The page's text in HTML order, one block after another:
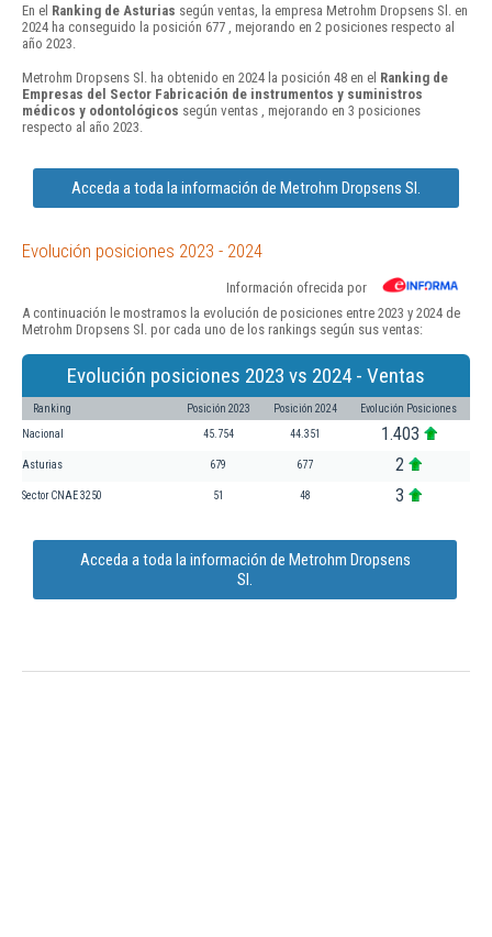
En el Ranking de Asturias según ventas, la empresa Metrohm Dropsens Sl. en
2024 ha conseguido la posición 677 , mejorando en 2 posiciones respecto al
año 2023.
Metrohm Dropsens Sl. ha obtenido en 2024 la posición 48 en el Ranking de
Empresas del Sector Fabricación de instrumentos y suministros
médicos y odontológicos según ventas , mejorando en 3 posiciones
respecto al año 2023.
Acceda a toda la información de Metrohm Dropsens Sl.
Evolución posiciones 2023 - 2024
Información ofrecida por
A continuación le mostramos la evolución de posiciones entre 2023 y 2024 de
Metrohm Dropsens Sl. por cada uno de los rankings según sus ventas:
Evolución posiciones 2023 vs 2024 - Ventas
Ranking Posición 2023 Posición 2024 Evolución Posiciones
Nacional 45.754 44.351 1.403
Asturias 679 677 2
Sector CNAE 3250 51 48 3
Acceda a toda la información de Metrohm Dropsens
Sl.